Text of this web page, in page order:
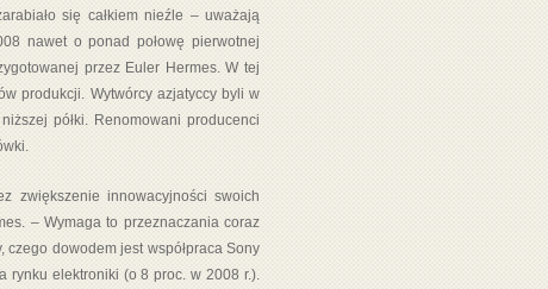
się całkiem nieźle – uważają
nawet o ponad połowę pierwotnej
przez Euler Hermes. W tej
produkcji. Wytwórcy azjatyccy byli w
półki. Renomowani producenci
zwiększenie innowacyjności swoich
– Wymaga to przeznaczania coraz
dowodem jest współpraca Sony
rynku elektroniki (o 8 proc. w 2008 r.).